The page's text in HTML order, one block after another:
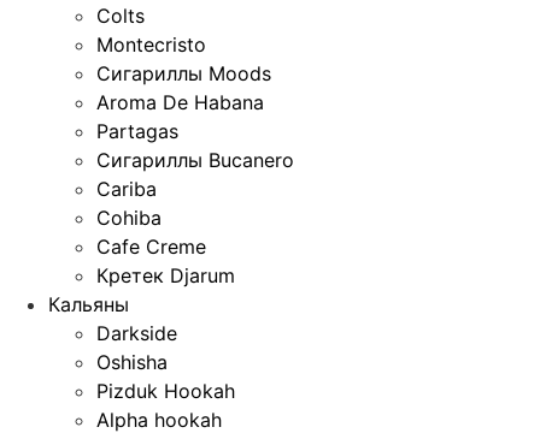
Colts
Montecristo
Сигариллы Moods
Aroma De Habana
Partagas
Сигариллы Bucanero
Cariba
Cohiba
Cafe Creme
Кретек Djarum
Кальяны
Darkside
Oshisha
Pizduk Hookah
Alpha hookah